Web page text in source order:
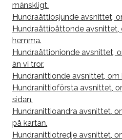
mänskligt.
Hundraåttiosjunde avsnittet,
Hundraåttioåttonde avsnittet,
hemma.
Hundraåttionionde avsnittet,
än vi tror.
Hundranittionde avsnittet, om
Hundranittioförsta avsnittet,
sidan.
Hundranittioandra avsnittet,
på kartan.
Hundranittiotredje avsnittet,